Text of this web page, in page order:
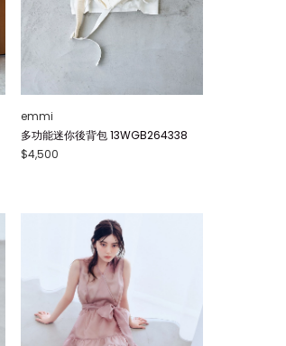
emmi
多功能迷你後背包 13WGB264338
$4,500